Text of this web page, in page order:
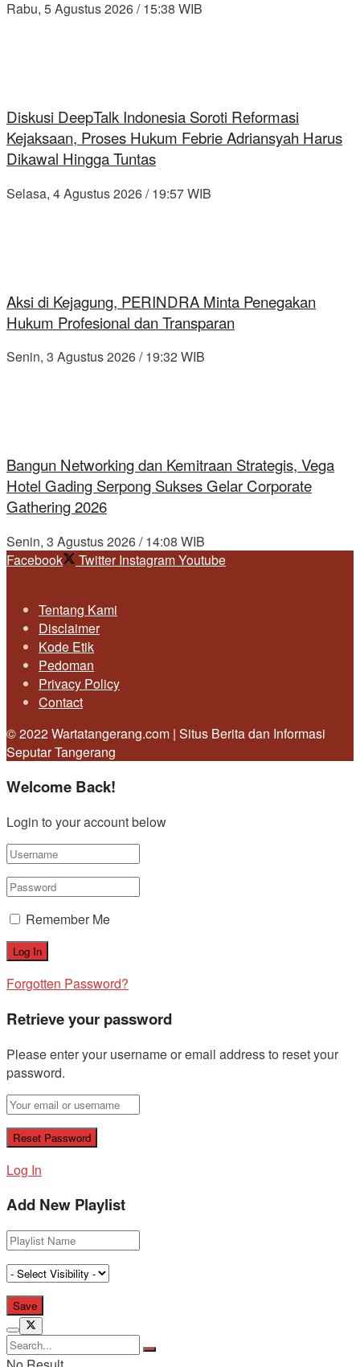
Rabu, 5 Agustus 2026 / 15:38 WIB
Diskusi DeepTalk Indonesia Soroti Reformasi
Kejaksaan, Proses Hukum Febrie Adriansyah Harus
Dikawal Hingga Tuntas
Selasa, 4 Agustus 2026 / 19:57 WIB
Aksi di Kejagung, PERINDRA Minta Penegakan
Hukum Profesional dan Transparan
Senin, 3 Agustus 2026 / 19:32 WIB
Bangun Networking dan Kemitraan Strategis, Vega
Hotel Gading Serpong Sukses Gelar Corporate
Gathering 2026
Senin, 3 Agustus 2026 / 14:08 WIB
Facebook
Twitter InstagramYoutube
Tentang Kami
Disclaimer
Kode Etik
Pedoman
Privacy Policy
Contact
© 2022 Wartatangerang.com | Situs Berita dan Informasi
Seputar Tangerang
Welcome Back!
Login to your account below
Remember Me
Forgotten Password?
Retrieve your password
Please enter your username or email address to reset your
password.
Log In
Add New Playlist